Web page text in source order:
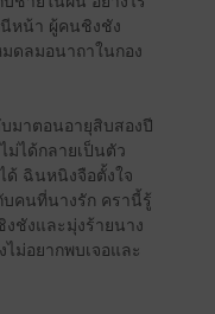
หน้า ผู้คนชิงชัง
ดลมอนาถาในกอง
มาตอนอายุสิบสองปี
ม่ได้กลายเป็นตัว
ด้ ฉินหนิงจือตั้งใจ
คนที่นางรัก ครานี้รู้
ชังและมุ่งร้ายนาง
ม่อยากพบเจอและ